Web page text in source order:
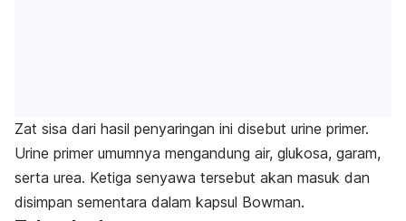
Zat sisa dari hasil penyaringan ini disebut urine primer.
Urine primer umumnya mengandung air, glukosa, garam,
serta urea. Ketiga senyawa tersebut akan masuk dan
disimpan sementara dalam kapsul Bowman.